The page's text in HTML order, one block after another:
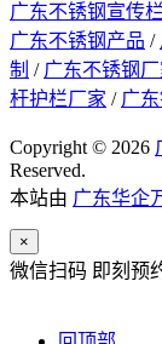
广东不锈钢宣传栏
广东不锈钢产品 /
制 / 广东不锈钢
杆护栏厂家 / 广
Copyright © 2026
Reserved.
本站由 广东华企
×
微信扫码 即刻预